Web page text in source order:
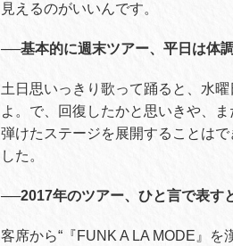
見えるのがいいんです。
──基本的に週末ツアー、平日は体
土日思いっきり歌って踊ると、水
よ。で、回復したかと思いきや、
弾けたステージを展開することは
した。
──2017年のツアー、ひと言で表す
客席から“『FUNK A LA MODE』を